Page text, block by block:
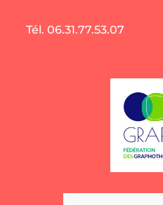
Tél. 06.31.77.53.07